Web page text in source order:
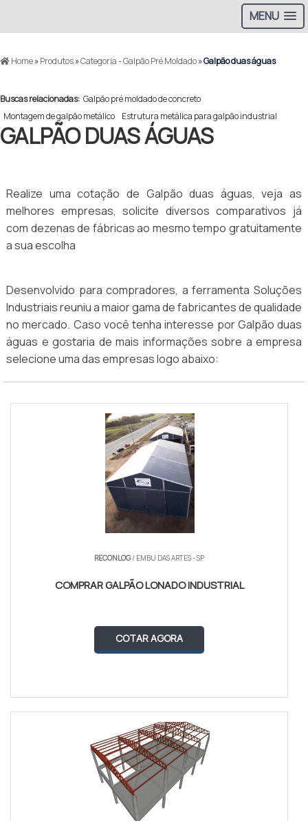
MENU
Home»Produtos»Categoria - Galpão Pré Moldado»Galpão duas águas
Buscas relacionadas: Galpão pré moldado de concreto
Montagem de galpão metálico
Estrutura metálica para galpão industrial
GALPÃO DUAS ÁGUAS
Realize uma cotação de Galpão duas águas, veja as
melhores empresas, solicite diversos comparativos já
com dezenas de fábricas ao mesmo tempo gratuitamente
a sua escolha
Desenvolvido para compradores, a ferramenta Soluções
Industriais reuniu a maior gama de fabricantes de qualidade
no mercado. Caso você tenha interesse por Galpão duas
águas e gostaria de mais informações sobre a empresa
selecione uma das empresas logo abaixo:
RECONLOG/ EMBU DAS ARTES - SP
COMPRAR GALPÃO LONADO INDUSTRIAL
COTAR AGORA